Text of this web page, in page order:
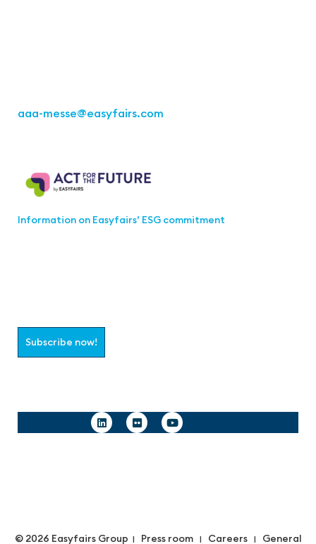
aaa-messe@easyfairs.com
Information on Easyfairs’ ESG commitment
Subscribe now!
© 2026 Easyfairs Group | Press room| Careers| General